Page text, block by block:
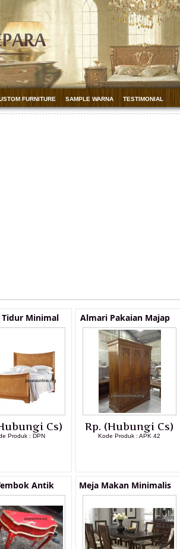
FURNITURE SAMPLE WARNA
TESTIMONIAL
Tidur Minimal
Cs)
Produk : DPN
Almari Pakaian Majap
Rp. (Hubungi Cs)
Kode Produk : APK 42
Antik Meja Makan Minimalis